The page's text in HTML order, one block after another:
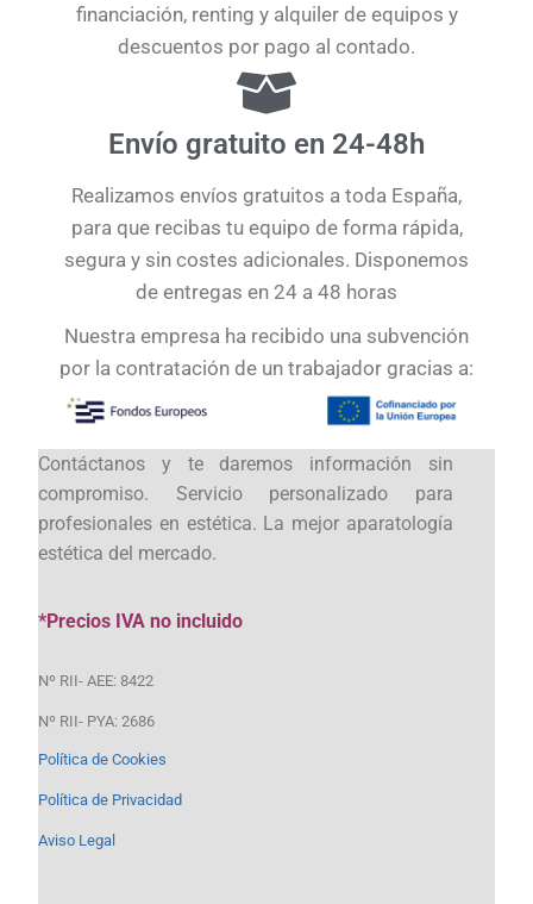
financiación, renting y alquiler de equipos y
descuentos por pago al contado.
Envío gratuito en 24-48h
Realizamos envíos gratuitos a toda España,
para que recibas tu equipo de forma rápida,
segura y sin costes adicionales. Disponemos
de entregas en 24 a 48 horas
Nuestra empresa ha recibido una subvención
por la contratación de un trabajador gracias a:
Contáctanos y te daremos información sin
compromiso. Servicio personalizado para
profesionales en estética. La mejor aparatología
estética del mercado.
*Precios IVA no incluido
Nº RII- AEE: 8422
Nº RII- PYA: 2686
Política de Cookies
Política de Privacidad
Aviso Legal